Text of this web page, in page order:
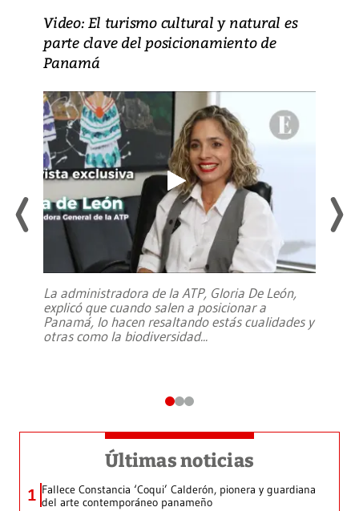
Video: El turismo cultural y natural es
parte clave del posicionamiento de
Panamá
La administradora de la ATP, Gloria De León,
explicó que cuando salen a posicionar a
Panamá, lo hacen resaltando estás cualidades y
otras como la biodiversidad...
Últimas noticias
1 Fallece Constancia ‘Coqui’ Calderón, pionera y guardiana
del arte contemporáneo panameño